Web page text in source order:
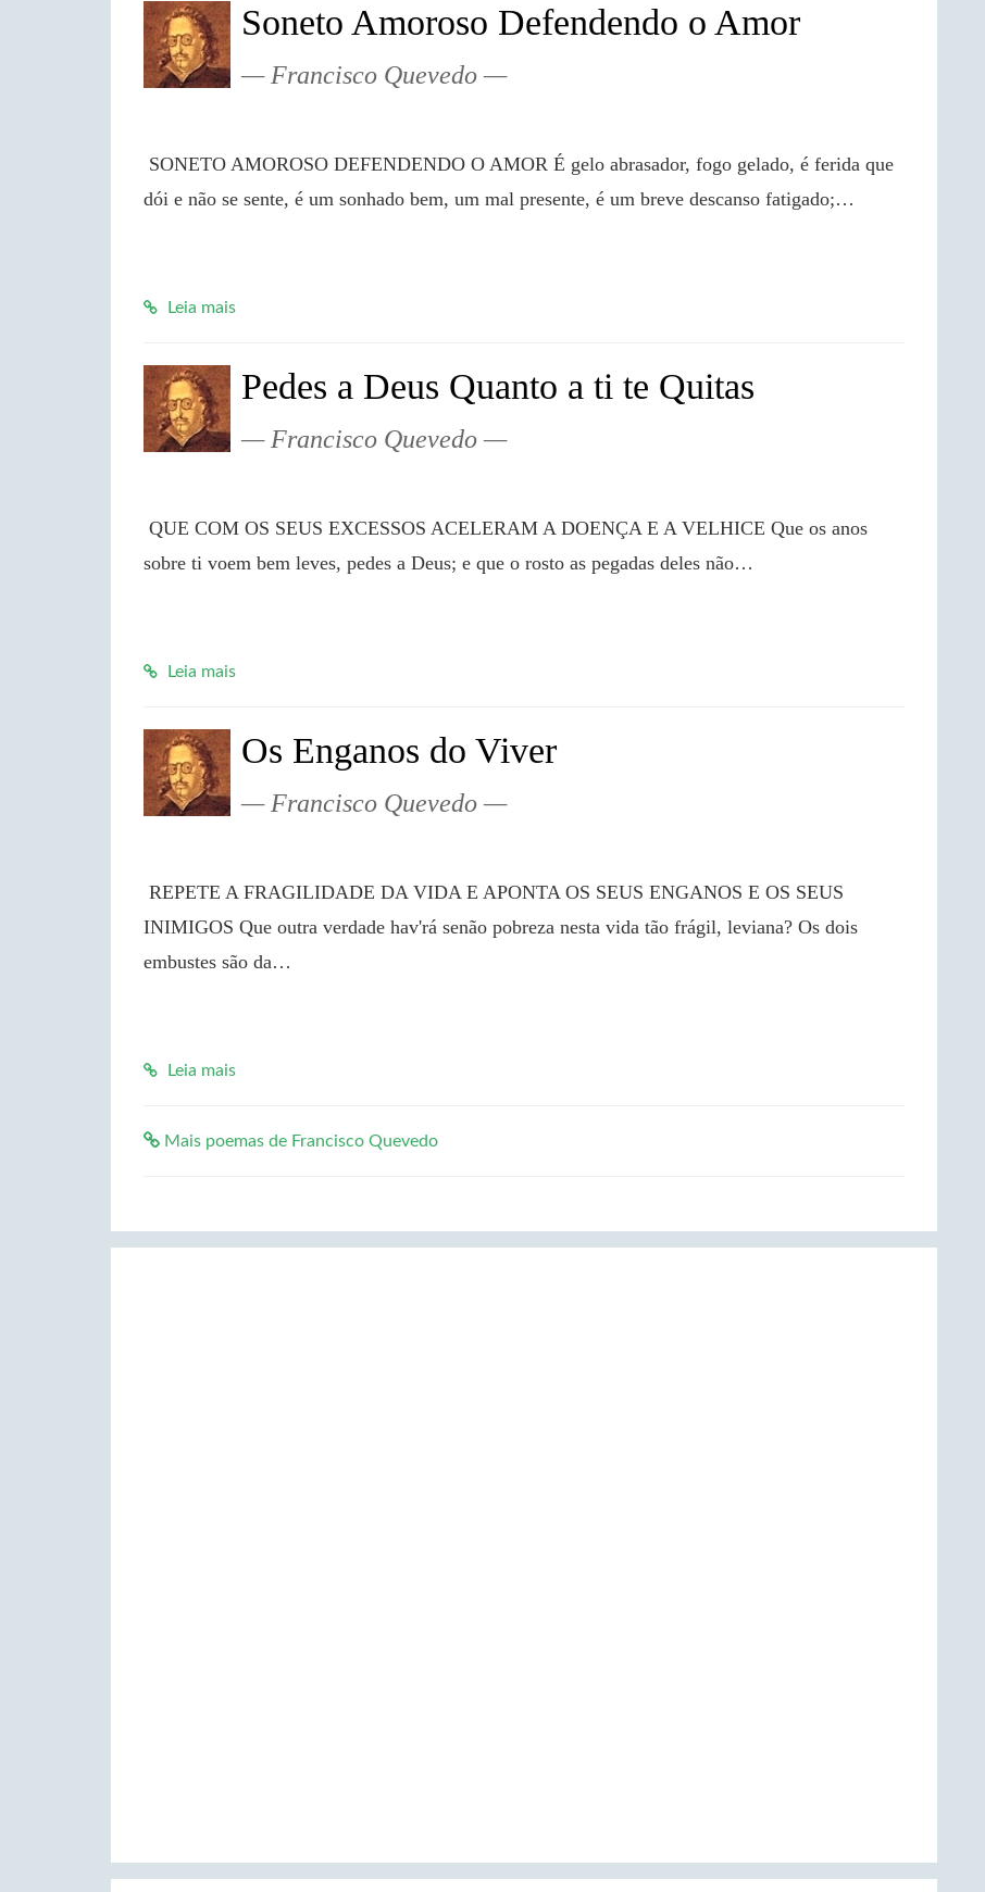
Soneto Amoroso Defendendo o Amor
Francisco Quevedo
dói e não se sente, é um sonhado bem, um mal presente, é um breve descanso fatigado;…
Leia mais
Pedes a Deus Quanto a ti te Quitas
Francisco Quevedo
sobre ti voem bem leves, pedes a Deus; e que o rosto as pegadas deles não…
Leia mais
Os Enganos do Viver
Francisco Quevedo
INIMIGOS Que outra verdade hav'rá senão pobreza nesta vida tão frágil, leviana? Os dois
embustes são da…
Leia mais
Mais poemas de Francisco Quevedo